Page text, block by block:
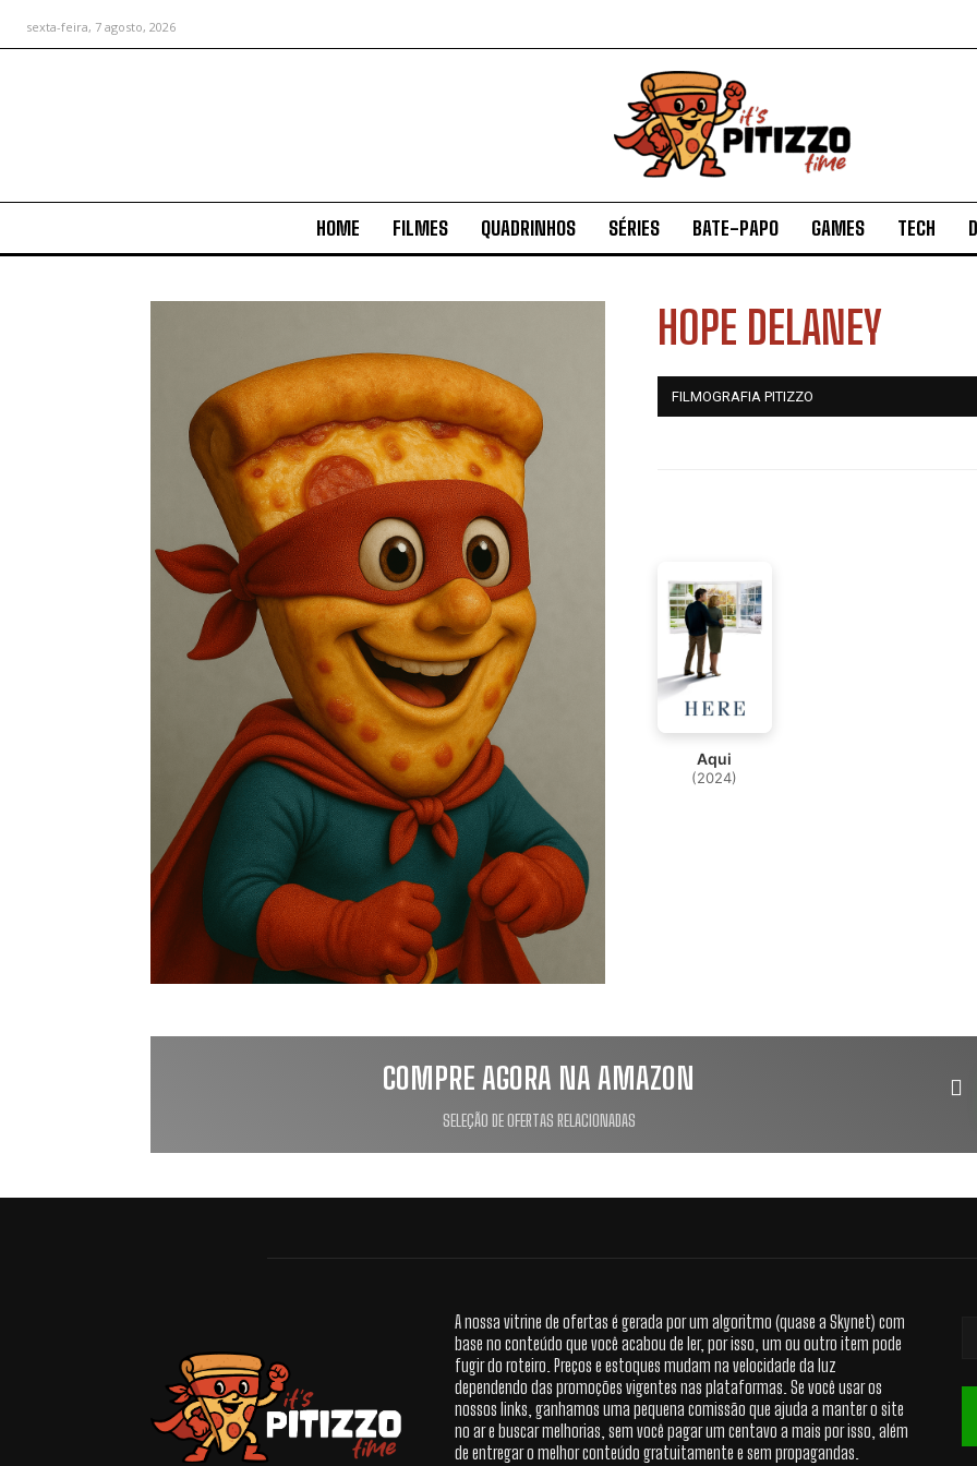
sexta-feira, 7 agosto, 2026
HOME FILMES QUADRINHOS SÉRIES BATE-PAPO GAMES TECH
HOPE DELANEY
FILMOGRAFIA PITIZZO
Aqui
(2024)
COMPRE AGORA NA AMAZON
SELEÇÃO DE OFERTAS RELACIONADAS
A nossa vitrine de ofertas é gerada por um algoritmo (quase a Skynet) com
base no conteúdo que você acabou de ler, por isso, um ou outro item pode
fugir do roteiro. Preços e estoques mudam na velocidade da luz
dependendo das promoções vigentes nas plataformas. Se você usar os
nossos links, ganhamos uma pequena comissão que ajuda a manter o site
no ar e buscar melhorias, sem você pagar um centavo a mais por isso, além
de entregar o melhor conteúdo gratuitamente e sem propagandas.